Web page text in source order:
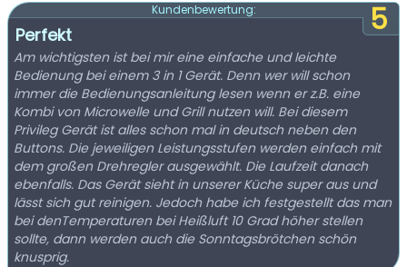
5
Kundenbewertung:
Perfekt
Am wichtigsten ist bei mir eine einfache und leichte
Bedienung bei einem 3 in 1 Gerät. Denn wer will schon
immer die Bedienungsanleitung lesen wenn er z.B. eine
Kombi von Microwelle und Grill nutzen will. Bei diesem
Privileg Gerät ist alles schon mal in deutsch neben den
Buttons. Die jeweiligen Leistungsstufen werden einfach mit
dem großen Drehregler ausgewählt. Die Laufzeit danach
ebenfalls. Das Gerät sieht in unserer Küche super aus und
lässt sich gut reinigen. Jedoch habe ich festgestellt das man
bei denTemperaturen bei Heißluft 10 Grad höher stellen
sollte, dann werden auch die Sonntagsbrötchen schön
knusprig.